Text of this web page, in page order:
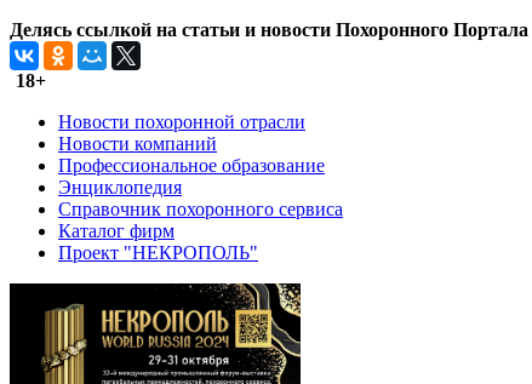
Делясь ссылкой на статьи и новости Похоронного
18+
Новости похоронной отрасли
Новости компаний
Профессиональное образование
Энциклопедия
Справочник похоронного сервиса
Каталог фирм
Проект "НЕКРОПОЛЬ"